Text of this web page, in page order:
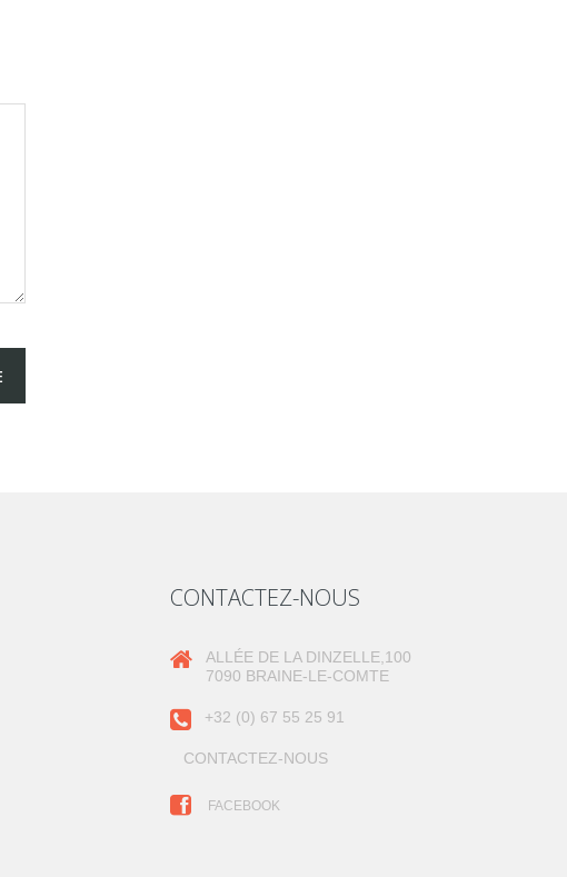
CONTACTEZ-NOUS
ALLÉE DE LA DINZELLE,100
7090 BRAINE-LE-COMTE
+32 (0) 67 55 25 91
CONTACTEZ-NOUS
FACEBOOK